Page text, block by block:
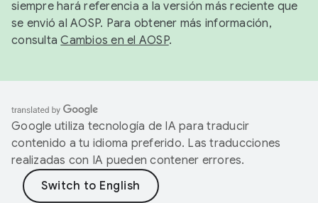
siempre hará referencia a la versión más reciente que
se envió al AOSP. Para obtener más información,
consultaCambios en el AOSP.
Google utiliza tecnología de IA para traducir
contenido a tu idioma preferido. Las traducciones
realizadas con IA pueden contener errores.